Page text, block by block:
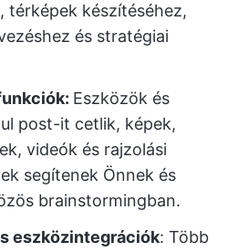
, térképek készítéséhez,
és stratégiai
Eszközök és
post-it cetlik, képek,
videók és rajzolási
segítenek Önnek és
brainstormingban.
eszközintegrációk: Több